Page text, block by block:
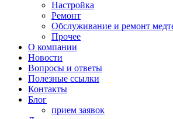
Настройка
Ремонт
Обслуживание и ремонт
Прочее
О компании
Новости
Вопросы и ответы
Полезные ссылки
Контакты
Блог
прием заявок